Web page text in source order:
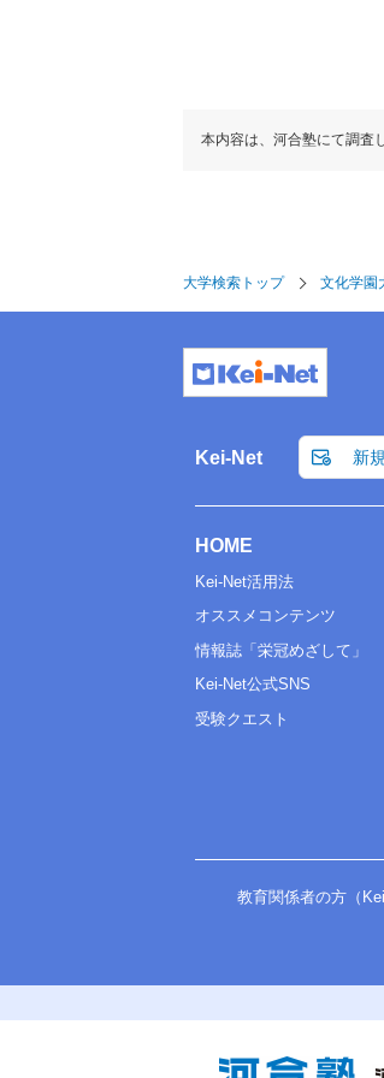
本内容は、河合塾にて調査
大学検索トップ 文化学園
Kei-Net 新
HOME
Kei-Net活用法
オススメコンテンツ
情報誌「栄冠めざして」
Kei-Net公式SNS
受験クエスト
教育関係者の方（